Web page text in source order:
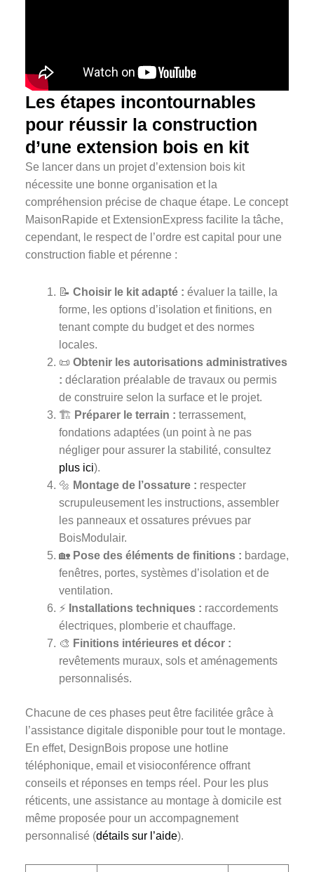
Les étapes incontournables
pour réussir la construction
d’une extension bois en kit
Se lancer dans un projet d’extension bois kit
nécessite une bonne organisation et la
compréhension précise de chaque étape. Le concept
MaisonRapide et ExtensionExpress facilite la tâche,
cependant, le respect de l’ordre est capital pour une
construction fiable et pérenne :
📝 Choisir le kit adapté : évaluer la taille, la
forme, les options d’isolation et finitions, en
tenant compte du budget et des normes
locales.
📜 Obtenir les autorisations administratives
: déclaration préalable de travaux ou permis
de construire selon la surface et le projet.
🏗️ Préparer le terrain : terrassement,
fondations adaptées (un point à ne pas
négliger pour assurer la stabilité, consultez
plus ici).
🔩 Montage de l’ossature : respecter
scrupuleusement les instructions, assembler
les panneaux et ossatures prévues par
BoisModulair.
🏡 Pose des éléments de finitions : bardage,
fenêtres, portes, systèmes d’isolation et de
ventilation.
⚡ Installations techniques : raccordements
électriques, plomberie et chauffage.
🎨 Finitions intérieures et décor :
revêtements muraux, sols et aménagements
personnalisés.
Chacune de ces phases peut être facilitée grâce à
l’assistance digitale disponible pour tout le montage.
En effet, DesignBois propose une hotline
téléphonique, email et visioconférence offrant
conseils et réponses en temps réel. Pour les plus
réticents, une assistance au montage à domicile est
même proposée pour un accompagnement
personnalisé (détails sur l’aide).